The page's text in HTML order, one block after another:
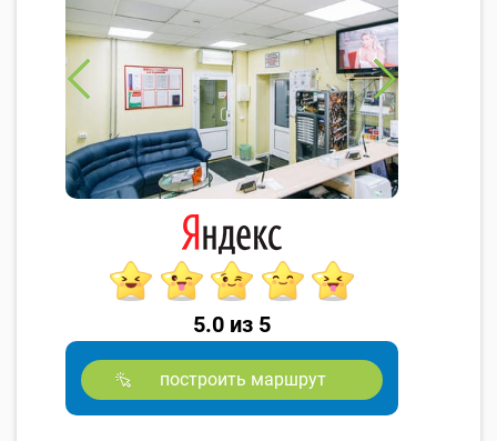
5.0 из 5
построить маршрут